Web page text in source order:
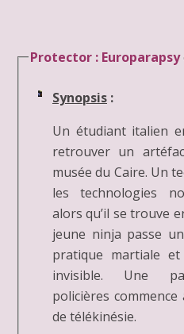
Protector : Europarapsy
Synopsis :
Un étudiant italien
retrouver un
musée du Caire. Un
les technologies
alors qu’il se trouve
jeune ninja passe
pratique martiale
invisible. Une
policières
de télékinésie.